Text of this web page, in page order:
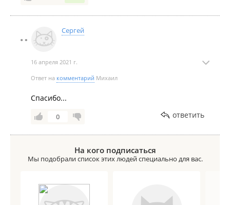
Сергей
16 апреля 2021 г.
Ответ на комментарий Михаил
Спасибо...
0 ответить
На кого подписаться
Мы подобрали список этих людей специально для вас.